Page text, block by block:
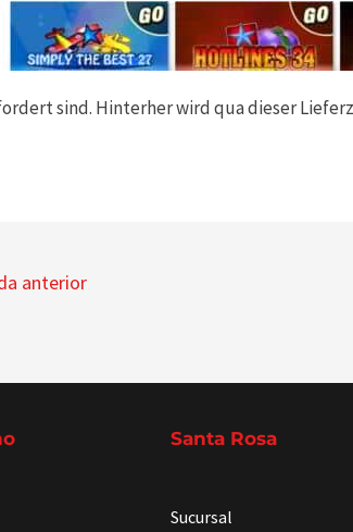
sind. Hinterher wird qua dieser
anterior
Santa Rosa
Sucursal